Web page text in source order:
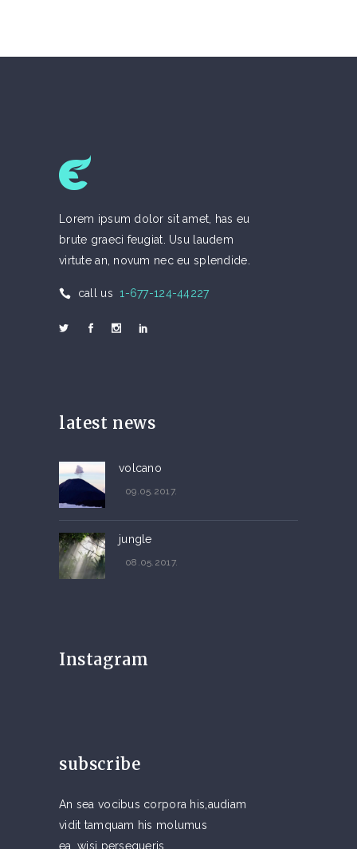
Lorem ipsum dolor sit amet, has eu
brute graeci feugiat. Usu laudem
virtute an, novum nec eu splendide.
call us 1-677-124-44227
latest news
volcano
09.05.2017.
jungle
08.05.2017.
Instagram
subscribe
An sea vocibus corpora his,audiam
vidit tamquam his molumus
ea, wisi persequeris.